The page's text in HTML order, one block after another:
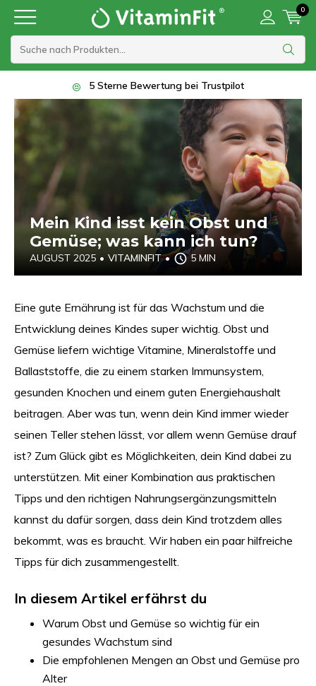
0
5 Sterne Bewertung bei Trustpilot
Mein Kind isst kein Obst und
Gemüse; was kann ich tun?
AUGUST 2025 • VITAMINFIT • 5 MIN
Eine gute Ernährung ist für das Wachstum und die
Entwicklung deines Kindes super wichtig. Obst und
Gemüse liefern wichtige Vitamine, Mineralstoffe und
Ballaststoffe, die zu einem starken Immunsystem,
gesunden Knochen und einem guten Energiehaushalt
beitragen. Aber was tun, wenn dein Kind immer wieder
seinen Teller stehen lässt, vor allem wenn Gemüse drauf
ist? Zum Glück gibt es Möglichkeiten, dein Kind dabei zu
unterstützen. Mit einer Kombination aus praktischen
Tipps und den richtigen Nahrungsergänzungsmitteln
kannst du dafür sorgen, dass dein Kind trotzdem alles
bekommt, was es braucht. Wir haben ein paar hilfreiche
Tipps für dich zusammengestellt.
In diesem Artikel erfährst du
Warum Obst und Gemüse so wichtig für ein
gesundes Wachstum sind
Die empfohlenen Mengen an Obst und Gemüse pro
Alter